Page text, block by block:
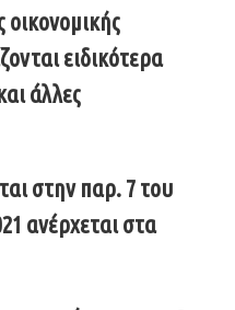
ειδικότερα
άλλες
στην παρ. 7 του
ανέρχεται στα